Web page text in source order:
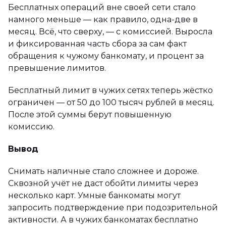
Бесплатных операций вне своей сети стало
намного меньше — как правило, одна-две в
месяц. Всё, что сверху, — с комиссией. Выросла
и фиксированная часть сбора за сам факт
обращения к чужому банкомату, и процент за
превышение лимитов.
Бесплатный лимит в чужих сетях теперь жёстко
ограничен — от 50 до 100 тысяч рублей в месяц.
После этой суммы берут повышенную
комиссию.
Вывод
Снимать наличные стало сложнее и дороже.
Сквозной учёт не даст обойти лимиты через
несколько карт. Умные банкоматы могут
запросить подтверждение при подозрительной
активности. А в чужих банкоматах бесплатно